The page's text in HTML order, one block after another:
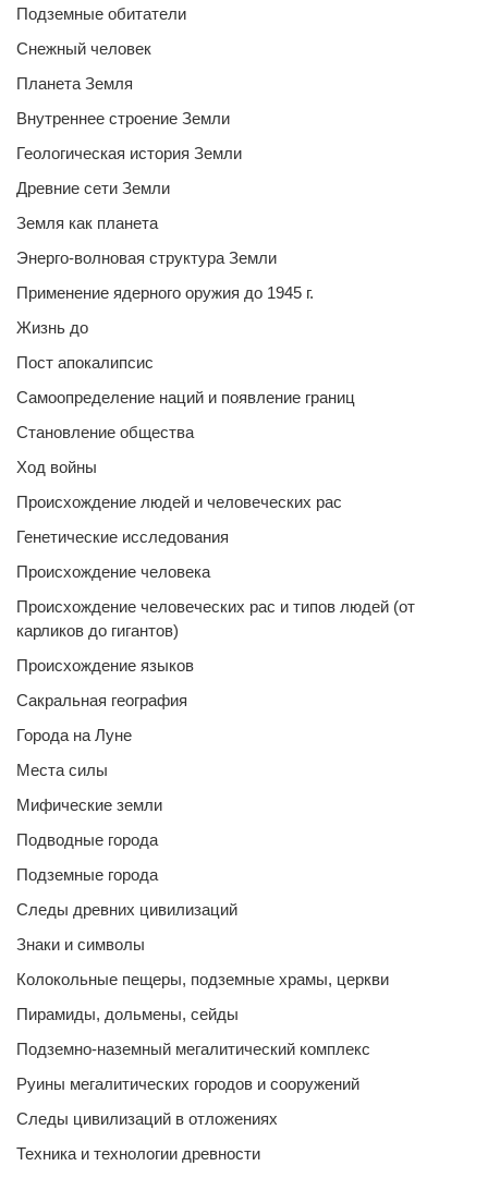
Подземные обитатели
Снежный человек
Планета Земля
Внутреннее строение Земли
Геологическая история Земли
Древние сети Земли
Земля как планета
Энерго-волновая структура Земли
Применение ядерного оружия до 1945 г.
Жизнь до
Пост апокалипсис
Самоопределение наций и появление границ
Становление общества
Ход войны
Происхождение людей и человеческих рас
Генетические исследования
Происхождение человека
Происхождение человеческих рас и типов людей (от
карликов до гигантов)
Происхождение языков
Сакральная география
Города на Луне
Места силы
Мифические земли
Подводные города
Подземные города
Следы древних цивилизаций
Знаки и символы
Колокольные пещеры, подземные храмы, церкви
Пирамиды, дольмены, сейды
Подземно-наземный мегалитический комплекс
Руины мегалитических городов и сооружений
Следы цивилизаций в отложениях
Техника и технологии древности